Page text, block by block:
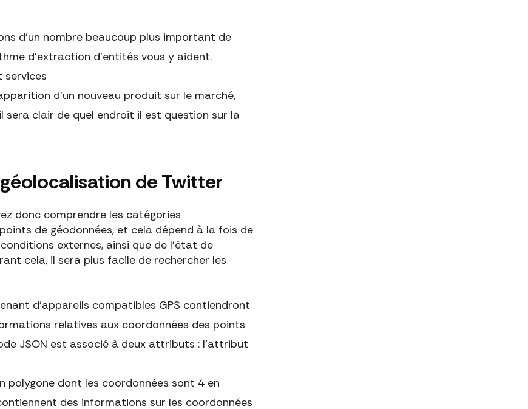
d'un nombre beaucoup plus important de
d'extraction d'entités vous y aident.
services
d'un nouveau produit sur le marché,
clair de quel endroit il est question sur la
de Twitter
donc comprendre les catégories
de géodonnées, et cela dépend à la fois de
externes, ainsi que de l'état de
cela, il sera plus facile de rechercher les
d'appareils compatibles GPS contiendront
relatives aux coordonnées des points
JSON est associé à deux attributs : l'attribut
polygone dont les coordonnées sont 4 en
des informations sur les coordonnées